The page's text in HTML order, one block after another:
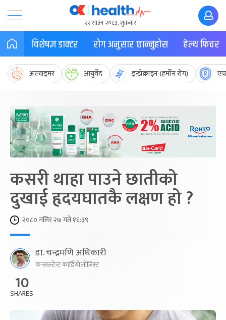
२२ साउन २०८३, शुक्रबार
विशेषज्ञ डाक्टर रोग अनुसार छान्नुहोस हेल्थ फिचर
अल्जाइमर आयुर्वेद इन्डोक्राइन (हर्मोन रोग)
कसरी थाहा पाउने छातीको
दुखाई हृदयघातकै लक्षण हो ?
२०८० मंसिर २७ गते १६:३९
डा. चन्द्रमणि अधिकारी
कन्सल्टेन्ट कार्डियोलोजिस्ट
10
SHARES